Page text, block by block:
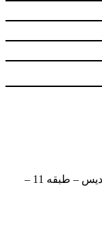
تهران – میدان صادقیه مجتمع اداری تجاری گلدیس – طبقه 11 –